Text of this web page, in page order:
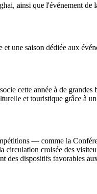
ainsi que l'événement de
une saison dédiée aux
cette année à de grandes
et touristique grâce à
— comme la
croisée des
des dispositifs favorables